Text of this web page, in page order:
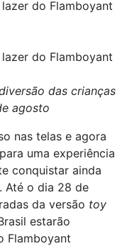
do Flamboyant
do Flamboyant
das crianças
agosto
nas telas e agora
uma experiência
conquistar ainda
Até o dia 28 de
da versão toy
estarão
Flamboyant